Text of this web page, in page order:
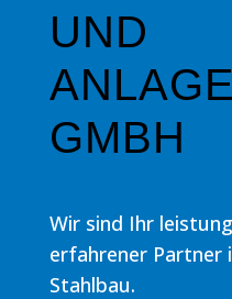
UND
GMBH
Wir sind Ihr
erfahrener Partner
Stahlbau.